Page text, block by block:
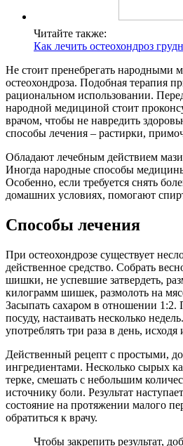
Читайте также:
Как лечить остеохондроз
Не стоит пренебрегать народными
остеохондроза. Подобная терапия
рациональном использовании.
народной медициной стоит
врачом, чтобы не навредить
способы лечения – растирки,
Обладают лечебным действием
Иногда народные способы
Особенно, если требуется снять
домашних условиях, помогают
Способы лечения
При остеохондрозе существует
действенное средство. Собрать
шишки, не успевшие затвердеть,
килограмм шишек, размолоть на
Засыпать сахаром в отношении 1:2.
посуду, настаивать несколько
употреблять три раза в день, исходя
Действенный рецепт с простыми,
ингредиентами. Несколько сырых
терке, смешать с небольшим
источнику боли. Результат
состояние на протяжении малого
обратиться к врачу.
Чтобы закрепить результат,